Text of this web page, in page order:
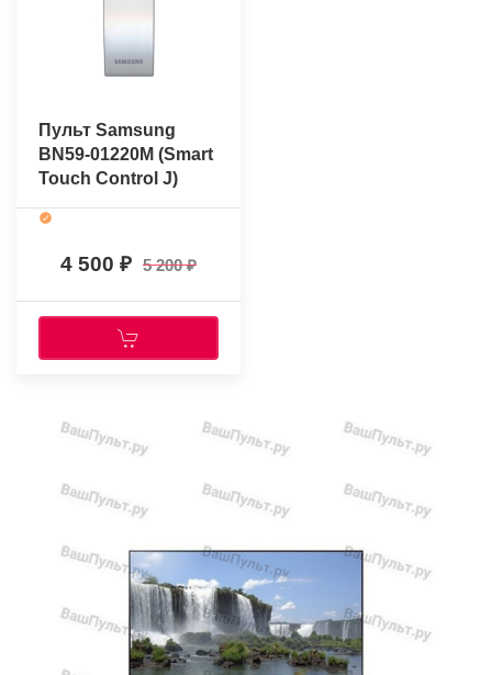
Пульт Samsung
BN59-01220M (Smart
Touch Control J)
4 500 5 200